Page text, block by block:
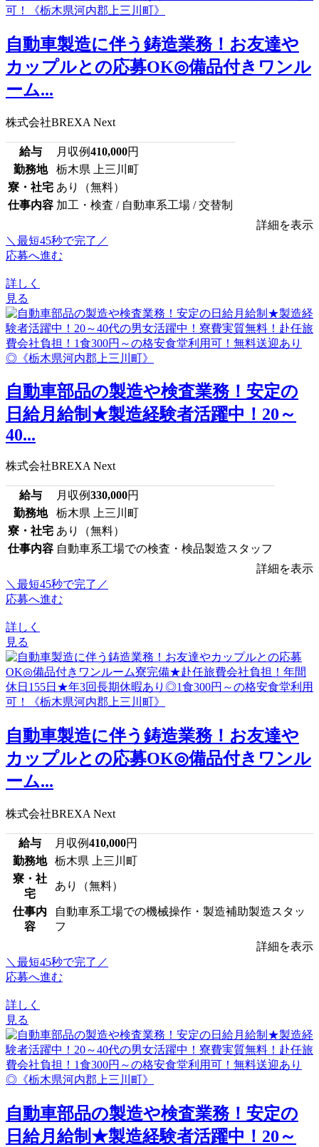
自動車製造に伴う鋳造業務！お友達や
カップルとの応募OK◎備品付きワンル
ーム...
株式会社BREXA Next
給与 月収例410,000円
勤務地
栃木県 上三川町
寮・社宅 あり（無料）
仕事内容 加工・検査 / 自動車系工場 / 交替制
詳細を表示
＼最短45秒で完了／
応募へ進む
詳しく
見る
自動車部品の製造や検査業務！安定の
日給月給制★製造経験者活躍中！20～
40...
株式会社BREXA Next
給与 月収例330,000円
勤務地
栃木県 上三川町
寮・社宅 あり（無料）
仕事内容 自動車系工場での検査・検品製造スタッフ
詳細を表示
＼最短45秒で完了／
応募へ進む
詳しく
見る
自動車製造に伴う鋳造業務！お友達や
カップルとの応募OK◎備品付きワンル
ーム...
株式会社BREXA Next
給与 月収例410,000円
勤務地
栃木県 上三川町
寮・社
宅
あり（無料）
仕事内
容
自動車系工場での機械操作・製造補助製造スタッ
フ
詳細を表示
＼最短45秒で完了／
応募へ進む
詳しく
見る
自動車部品の製造や検査業務！安定の
日給月給制★製造経験者活躍中！20～